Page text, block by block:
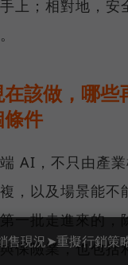
上；相對地，安
該做，哪些
件
AI，不只由產
，以及場景能不
一批走進來的，
保險業，也包括
售現況➤重擬行銷策